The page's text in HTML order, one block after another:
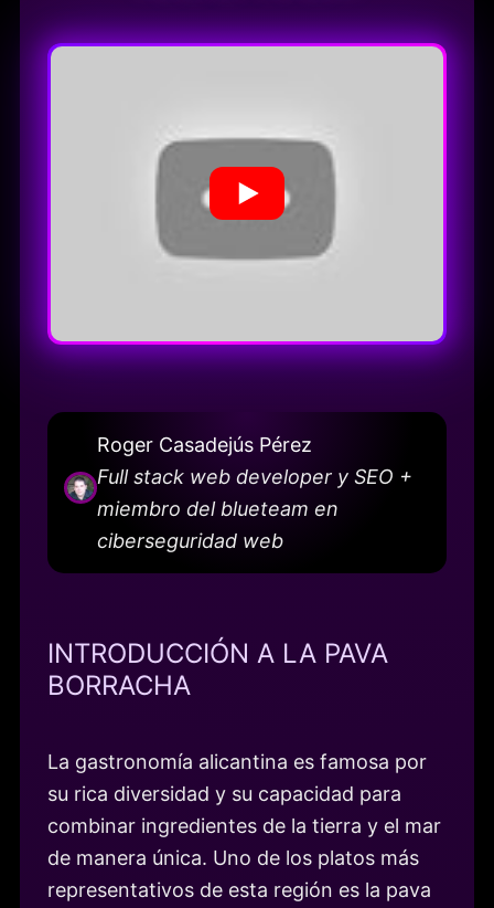
Roger Casadejús Pérez
Full stack web developer y SEO +
miembro del blueteam en
ciberseguridad web
INTRODUCCIÓN A LA PAVA
BORRACHA
La gastronomía alicantina es famosa por
su rica diversidad y su capacidad para
combinar ingredientes de la tierra y el mar
de manera única. Uno de los platos más
representativos de esta región es la pava